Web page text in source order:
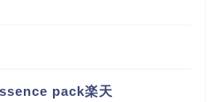
pack楽天